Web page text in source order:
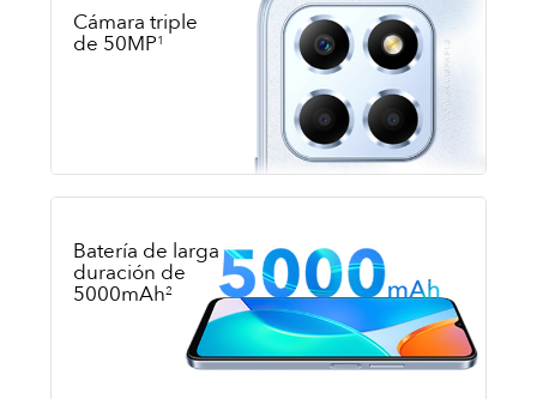
Cámara triple
de 50MP1
Batería de larga
duración de
5000mAh2